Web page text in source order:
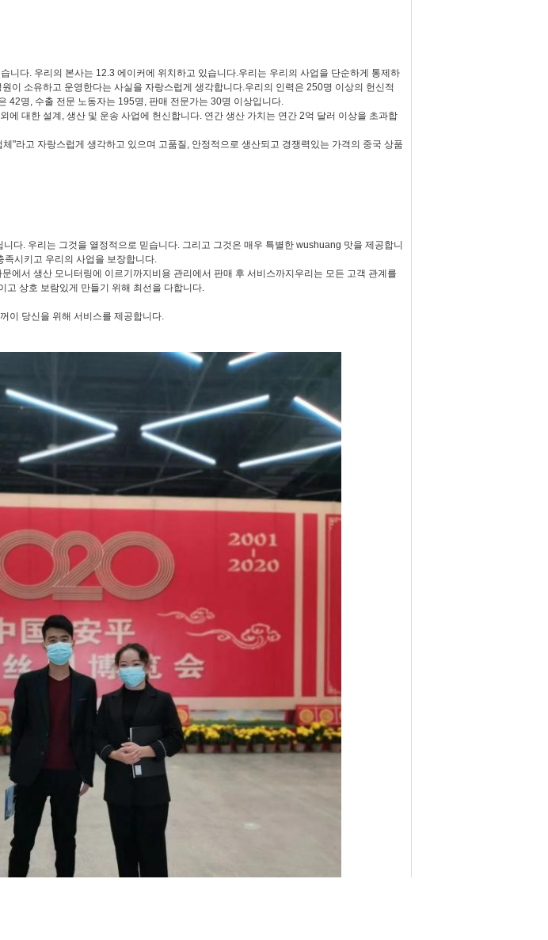
니다. 우리의 본사는 12.3 에이커에 위치하고 있습니다.우리는 우리의 사업을 단순하게 통제하
이 소유하고 운영한다는 사실을 자랑스럽게 생각합니다.우리의 인력은 250명 이상의 헌신적
42명, 수출 전문 노동자는 195명, 판매 전문가는 30명 이상입니다.
에 대한 설계, 생산 및 운송 사업에 헌신합니다. 연간 생산 가치는 연간 2억 달러 이상을 초과합
"라고 자랑스럽게 생각하고 있으며 고품질, 안정적으로 생산되고 경쟁력있는 가격의 중국 상품
다. 우리는 그것을 열정적으로 믿습니다. 그리고 그것은 매우 특별한 wushuang 맛을 제공합니
족시키고 우리의 사업을 보장합니다.
에서 생산 모니터링에 이르기까지비용 관리에서 판매 후 서비스까지우리는 모든 고객 관계를
고 상호 보람있게 만들기 위해 최선을 다합니다.
이 당신을 위해 서비스를 제공합니다.